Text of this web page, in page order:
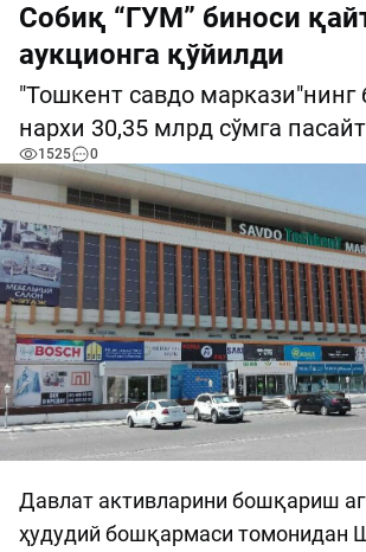
Собиқ “ГУМ” биноси
аукционга қўйилди
"Тошкент савдо маркази"нинг
нархи 30,35 млрд сўмга
1525 0
Давлат активларини бошқариш
ҳудудий бошқармаси томонидан